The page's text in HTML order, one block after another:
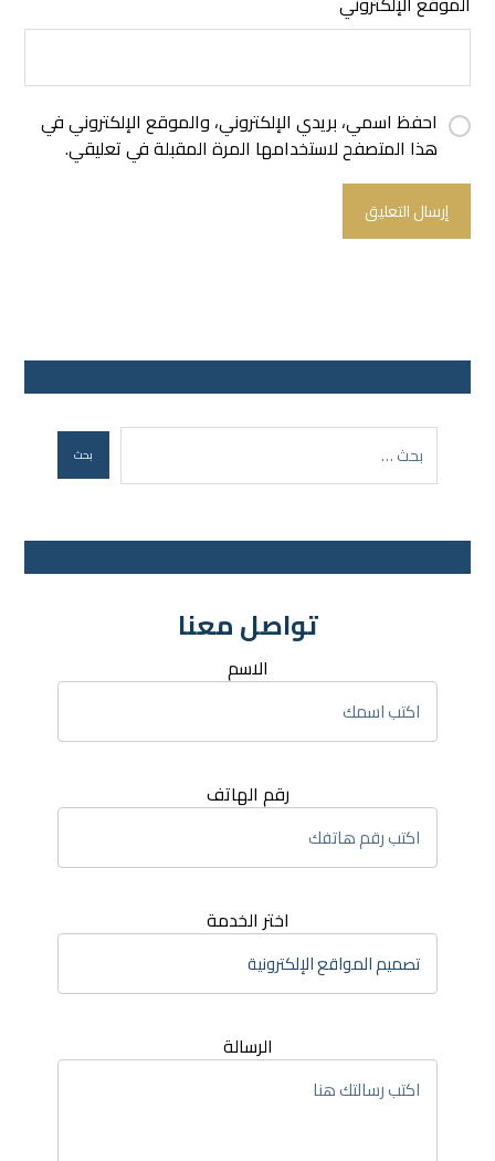
احفظ اسمي، بريدي الإلكتروني، والموقع الإلكتروني في
هذا المتصفح لاستخدامها المرة المقبلة في تعليقي.
تواصل معنا
الاسم
رقم الهاتف
اختر الخدمة
الرسالة